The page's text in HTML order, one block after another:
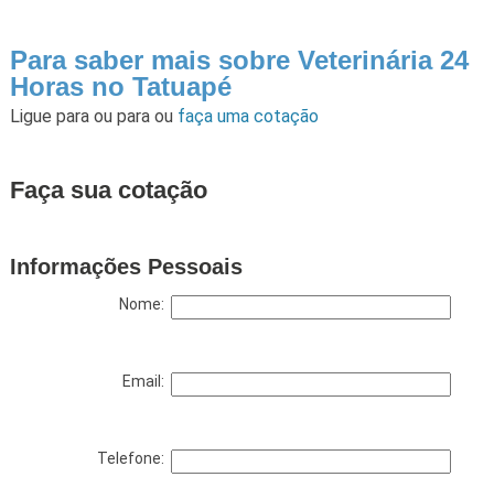
Para saber mais sobre Veterinária 24
Horas no Tatuapé
Ligue para ou para ou faça uma cotação
Faça sua cotação
Informações Pessoais
Nome:
Email:
Telefone: